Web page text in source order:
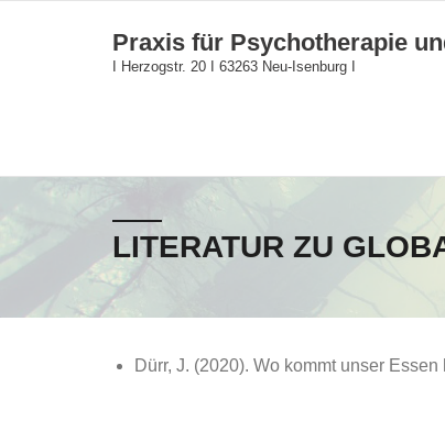
Praxis für Psychotherapie
I Herzogstr. 20 I 63263 Neu-Isenburg I
LITERATUR ZU
Dürr, J. (2020). Wo kommt unser